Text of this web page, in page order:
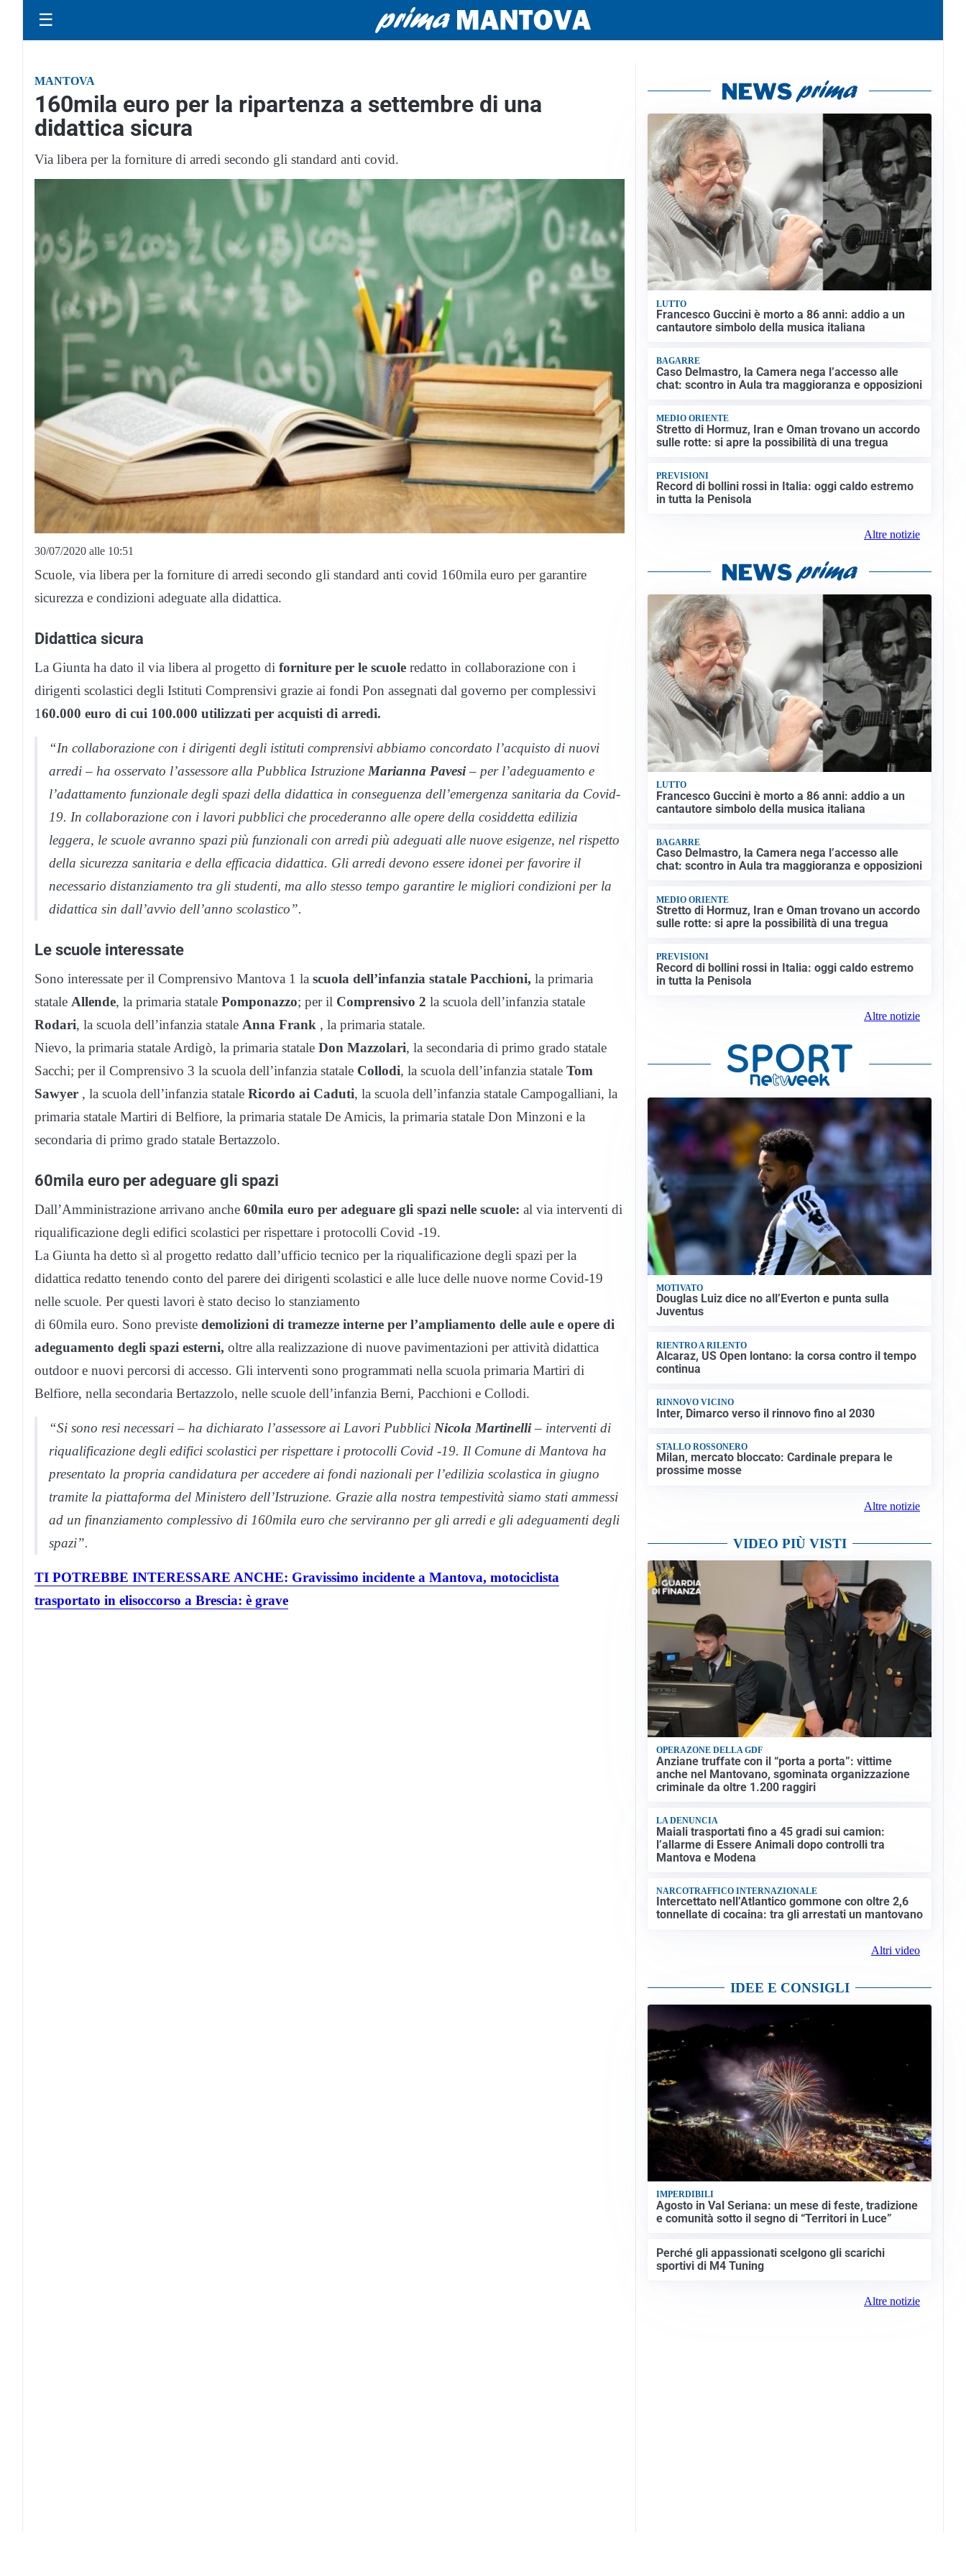
☰
MANTOVA
160mila euro per la ripartenza a settembre di una
didattica sicura
Via libera per la forniture di arredi secondo gli standard anti covid.
30/07/2020 alle 10:51
Scuole, via libera per la forniture di arredi secondo gli standard anti covid 160mila euro per garantire
sicurezza e condizioni adeguate alla didattica.
Didattica sicura
La Giunta ha dato il via libera al progetto di forniture per le scuole redatto in collaborazione con i
dirigenti scolastici degli Istituti Comprensivi grazie ai fondi Pon assegnati dal governo per complessivi
160.000 euro di cui 100.000 utilizzati per acquisti di arredi.
“In collaborazione con i dirigenti degli istituti comprensivi abbiamo concordato l’acquisto di nuovi
arredi – ha osservato l’assessore alla Pubblica Istruzione Marianna Pavesi– per l’adeguamento e
l’adattamento funzionale degli spazi della didattica in conseguenza dell’emergenza sanitaria da Covid-
19. In collaborazione con i lavori pubblici che procederanno alle opere della cosiddetta edilizia
leggera, le scuole avranno spazi più funzionali con arredi più adeguati alle nuove esigenze, nel rispetto
della sicurezza sanitaria e della efficacia didattica. Gli arredi devono essere idonei per favorire il
necessario distanziamento tra gli studenti, ma allo stesso tempo garantire le migliori condizioni per la
didattica sin dall’avvio dell’anno scolastico”.
Le scuole interessate
Sono interessate per il Comprensivo Mantova 1 la scuola dell’infanzia statale Pacchioni, la primaria
statale Allende, la primaria statale Pomponazzo; per il Comprensivo 2 la scuola dell’infanzia statale
Rodari, la scuola dell’infanzia statale Anna Frank , la primaria statale.
Nievo, la primaria statale Ardigò, la primaria statale Don Mazzolari, la secondaria di primo grado statale
Sacchi; per il Comprensivo 3 la scuola dell’infanzia statale Collodi, la scuola dell’infanzia statale Tom
Sawyer , la scuola dell’infanzia statale Ricordo ai Caduti, la scuola dell’infanzia statale Campogalliani, la
primaria statale Martiri di Belfiore, la primaria statale De Amicis, la primaria statale Don Minzoni e la
secondaria di primo grado statale Bertazzolo.
60mila euro per adeguare gli spazi
Dall’Amministrazione arrivano anche 60mila euro per adeguare gli spazi nelle scuole: al via interventi di
riqualificazione degli edifici scolastici per rispettare i protocolli Covid -19.
La Giunta ha detto sì al progetto redatto dall’ufficio tecnico per la riqualificazione degli spazi per la
didattica redatto tenendo conto del parere dei dirigenti scolastici e alle luce delle nuove norme Covid-19
nelle scuole. Per questi lavori è stato deciso lo stanziamento
di 60mila euro. Sono previste demolizioni di tramezze interne per l’ampliamento delle aule e opere di
adeguamento degli spazi esterni, oltre alla realizzazione di nuove pavimentazioni per attività didattica
outdoor e nuovi percorsi di accesso. Gli interventi sono programmati nella scuola primaria Martiri di
Belfiore, nella secondaria Bertazzolo, nelle scuole dell’infanzia Berni, Pacchioni e Collodi.
“Si sono resi necessari – ha dichiarato l’assessore ai Lavori Pubblici Nicola Martinelli– interventi di
riqualificazione degli edifici scolastici per rispettare i protocolli Covid -19. Il Comune di Mantova ha
presentato la propria candidatura per accedere ai fondi nazionali per l’edilizia scolastica in giugno
tramite la piattaforma del Ministero dell’Istruzione. Grazie alla nostra tempestività siamo stati ammessi
ad un finanziamento complessivo di 160mila euro che serviranno per gli arredi e gli adeguamenti degli
spazi”.
TI POTREBBE INTERESSARE ANCHE: Gravissimo incidente a Mantova, motociclista
trasportato in elisoccorso a Brescia: è grave
LUTTO
Francesco Guccini è morto a 86 anni: addio a un
cantautore simbolo della musica italiana
BAGARRE
Caso Delmastro, la Camera nega l’accesso alle
chat: scontro in Aula tra maggioranza e opposizioni
MEDIO ORIENTE
Stretto di Hormuz, Iran e Oman trovano un accordo
sulle rotte: si apre la possibilità di una tregua
PREVISIONI
Record di bollini rossi in Italia: oggi caldo estremo
in tutta la Penisola
Altre notizie
LUTTO
Francesco Guccini è morto a 86 anni: addio a un
cantautore simbolo della musica italiana
BAGARRE
Caso Delmastro, la Camera nega l’accesso alle
chat: scontro in Aula tra maggioranza e opposizioni
MEDIO ORIENTE
Stretto di Hormuz, Iran e Oman trovano un accordo
sulle rotte: si apre la possibilità di una tregua
PREVISIONI
Record di bollini rossi in Italia: oggi caldo estremo
in tutta la Penisola
Altre notizie
MOTIVATO
Douglas Luiz dice no all’Everton e punta sulla
Juventus
RIENTRO A RILENTO
Alcaraz, US Open lontano: la corsa contro il tempo
continua
RINNOVO VICINO
Inter, Dimarco verso il rinnovo fino al 2030
STALLO ROSSONERO
Milan, mercato bloccato: Cardinale prepara le
prossime mosse
Altre notizie
VIDEO PIÙ VISTI
OPERAZONE DELLA GDF
Anziane truffate con il “porta a porta”: vittime
anche nel Mantovano, sgominata organizzazione
criminale da oltre 1.200 raggiri
LA DENUNCIA
Maiali trasportati fino a 45 gradi sui camion:
l’allarme di Essere Animali dopo controlli tra
Mantova e Modena
NARCOTRAFFICO INTERNAZIONALE
Intercettato nell’Atlantico gommone con oltre 2,6
tonnellate di cocaina: tra gli arrestati un mantovano
Altri video
IDEE E CONSIGLI
IMPERDIBILI
Agosto in Val Seriana: un mese di feste, tradizione
e comunità sotto il segno di “Territori in Luce”
Perché gli appassionati scelgono gli scarichi
sportivi di M4 Tuning
Altre notizie